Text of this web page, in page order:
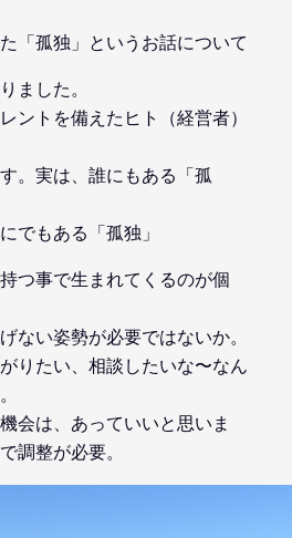
「孤独」というお話について
ました。
ントを備えたヒト（経営者）
。実は、誰にもある「孤
でもある「孤独」
つ事で生まれてくるのが個
ない姿勢が必要ではないか。
りたい、相談したいな〜なん
会は、あっていいと思いま
調整が必要。